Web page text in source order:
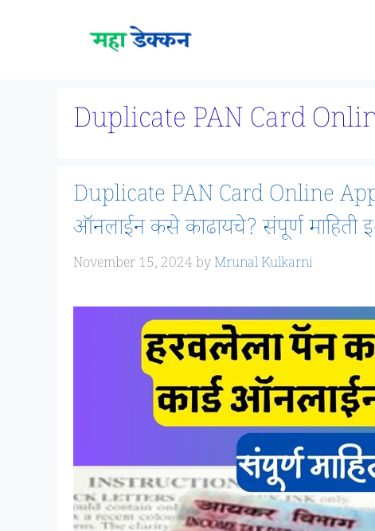
Duplicate PAN Card
Duplicate PAN Card Online
ऑनलाईन कसे काढायचे? संपूर्ण माहिती
November 15, 2024byMrunal Kulkarni